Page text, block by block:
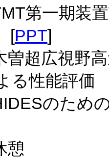
第一期装
[PPT]
曽超広視野
る性能評価
のため
憩